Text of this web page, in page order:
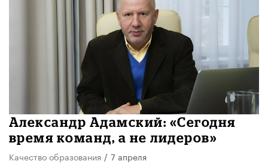
Александр Адамский: «Сегодня
время команд, а не лидеров»
Качество образования / 7 апреля